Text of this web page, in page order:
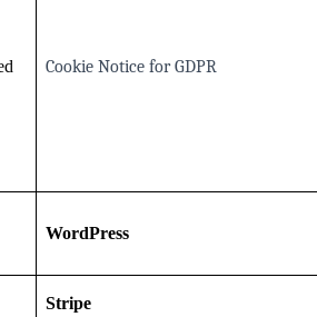
Cookie Notice for GDPR
WordPress
Stripe